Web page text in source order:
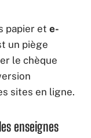
papier et e-
un piège
le chèque
sites en ligne.
enseignes